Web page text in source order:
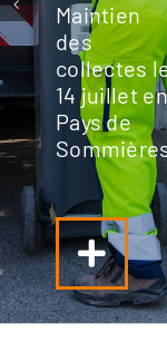
Maintien
des
collectes
14 juillet en
Pays de